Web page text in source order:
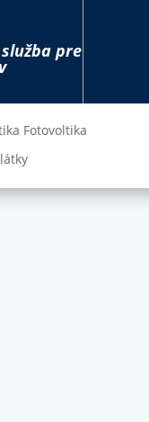
pre
Fotovoltika